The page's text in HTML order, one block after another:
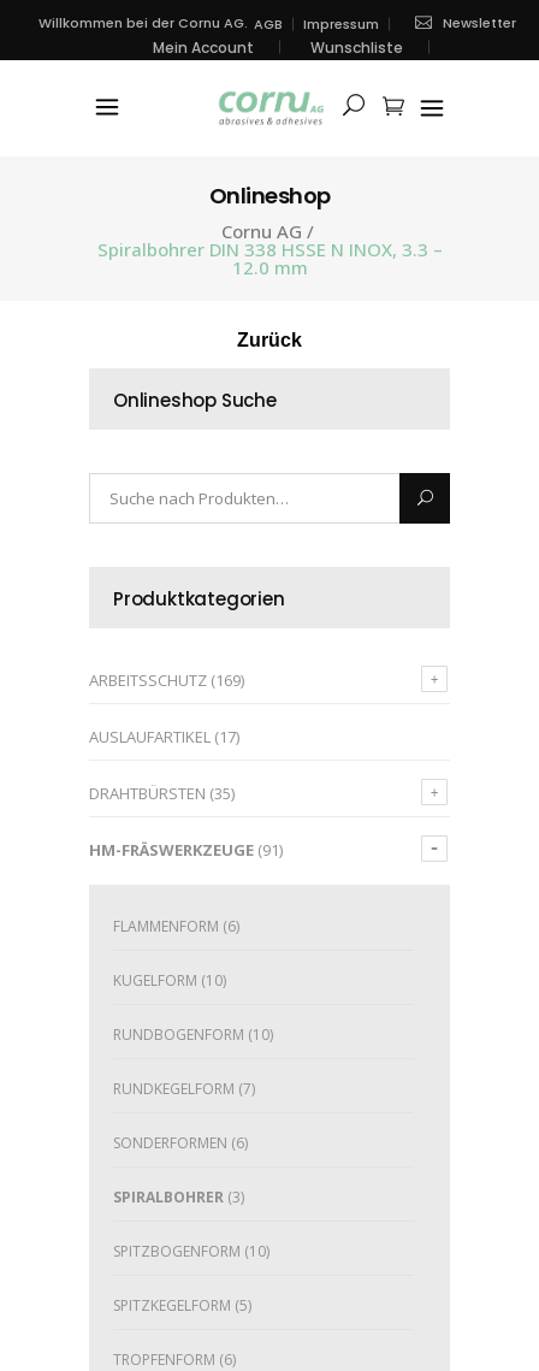
Willkommen bei der Cornu AG. AGB Impressum Newsletter
Mein Account Wunschliste
Onlineshop
Cornu AG /
Spiralbohrer DIN 338 HSSE N INOX, 3.3 –
12.0 mm
Zurück
Onlineshop Suche
Produktkategorien
ARBEITSSCHUTZ (169)
AUSLAUFARTIKEL (17)
DRAHTBÜRSTEN (35)
HM-FRÄSWERKZEUGE (91)
FLAMMENFORM (6)
KUGELFORM (10)
RUNDBOGENFORM (10)
RUNDKEGELFORM (7)
SONDERFORMEN (6)
SPIRALBOHRER (3)
SPITZBOGENFORM (10)
SPITZKEGELFORM (5)
TROPFENFORM (6)